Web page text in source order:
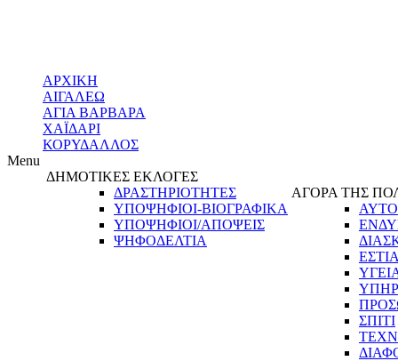
ΑΡΧΙΚΗ
ΑΙΓΑΛΕΩ
ΑΓΙΑ ΒΑΡΒΑΡΑ
ΧΑΪΔΑΡΙ
ΚΟΡΥΔΑΛΛΟΣ
Menu
ΔΗΜΟΤΙΚΕΣ ΕΚΛΟΓΕΣ
ΔΡΑΣΤΗΡΙΟΤΗΤΕΣ
ΥΠΟΨΗΦΙΟΙ-ΒΙΟΓΡΑΦΙΚΑ
ΥΠΟΨΗΦΙΟΙ/ΑΠΟΨΕΙΣ
ΨΗΦΟΔΕΛΤΙΑ
ΑΓΟΡΑ ΤΗΣ
ΣΠΙΤΙ